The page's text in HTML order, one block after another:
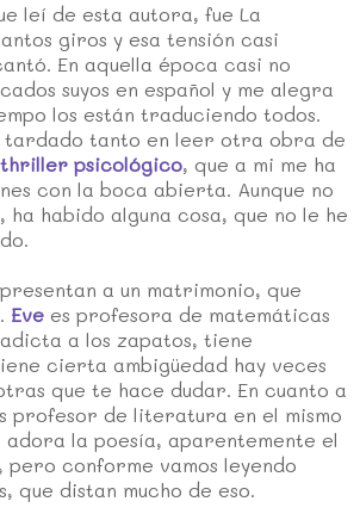
leí de esta autora, fue La
giros y esa tensión casi
En aquella época casi no
suyos en español y me alegra
los están traduciendo todos.
tardado tanto en leer otra obra de
thriller psicológico, que a mi me ha
con la boca abierta. Aunque no
habido alguna cosa, que no le he
a un matrimonio, que
Eve es profesora de matemáticas
a los zapatos, tiene
cierta ambigüedad hay veces
que te hace dudar. En cuanto a
profesor de literatura en el mismo
adora la poesía, aparentemente el
conforme vamos leyendo
que distan mucho de eso.